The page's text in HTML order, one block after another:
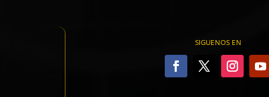
SIGUENOS EN